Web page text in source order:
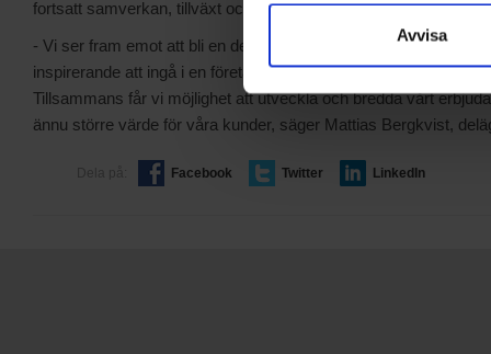
Avvisa
fortsatt samverkan, tillväxt och utveckling, säger Oskar
- Vi ser fram emot att bli en del av Tedge och ta nästa steg i vår
inspirerande att ingå i en företagsgrupp med tydliga likheter
Tillsammans får vi möjlighet att utveckla och bredda vårt
ännu större värde för våra kunder, säger Mattias Bergkvist,
Facebook Twitter LinkedIn